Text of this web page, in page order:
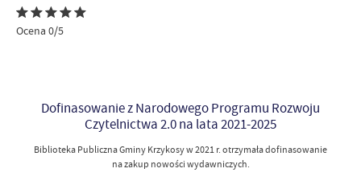
Ocena 0/5
Dofinasowanie z Narodowego Programu Rozwoju
Czytelnictwa 2.0 na lata 2021-2025
Biblioteka Publiczna Gminy Krzykosy w 2021 r. otrzymała dofinasowanie
na zakup nowości wydawniczych.